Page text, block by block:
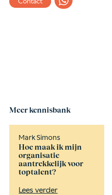
Meer kennisbank
Mark Simons
Hoe maak ik mijn
organisatie
aantrekkelijk voor
toptalent?
Lees verder